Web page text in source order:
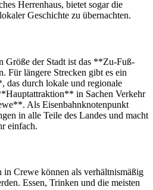
Herrenhaus, bietet sogar die
Geschichte zu übernachten.
Größe der Stadt ist das **Zu-Fuß-
Für längere Strecken gibt es ein
das durch lokale und regionale
in Sachen Verkehr
Als Eisenbahnknotenpunkt
in alle Teile des Landes und macht
einfach.
in Crewe können als verhältnismäßig
Essen, Trinken und die meisten